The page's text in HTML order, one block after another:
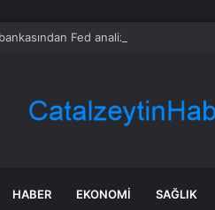
Fed analizi
HABER EKONOMI SAĞLIK